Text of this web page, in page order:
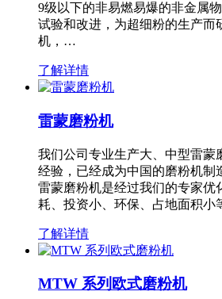
9级以下的非易燃易爆的非金属
试验和改进，为超细粉的生产而
机，…
了解详情
雷蒙磨粉机
我们公司专业生产大、中型雷蒙
经验，已经成为中国的磨粉机制
雷蒙磨粉机是经过我们的专家优
耗、投资小、环保、占地面积
了解详情
MTW 系列欧式磨粉机